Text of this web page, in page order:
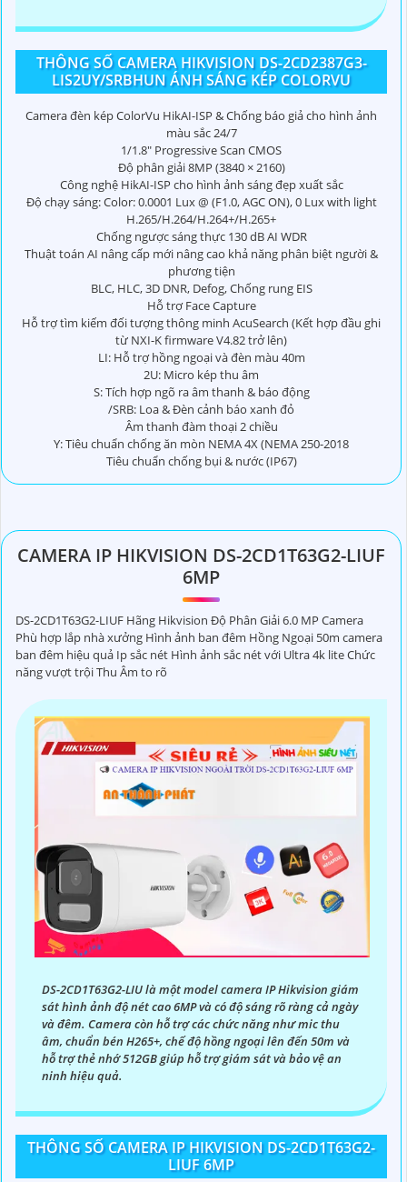
THÔNG SỐ CAMERA HIKVISION DS-2CD2387G3-
LIS2UY/SRBHUN ÁNH SÁNG KÉP COLORVU
Camera đèn kép ColorVu HikAI-ISP & Chống báo giả cho hình ảnh
màu sắc 24/7
1/1.8″ Progressive Scan CMOS
Độ phân giải 8MP (3840 × 2160)
Công nghệ HikAI-ISP cho hình ảnh sáng đẹp xuất sắc
Độ chạy sáng: Color: 0.0001 Lux @ (F1.0, AGC ON), 0 Lux with light
H.265/H.264/H.264+/H.265+
Chống ngược sáng thực 130 dB AI WDR
Thuật toán AI nâng cấp mới nâng cao khả năng phân biệt người &
phương tiện
BLC, HLC, 3D DNR, Defog, Chống rung EIS
Hỗ trợ Face Capture
Hỗ trợ tìm kiếm đối tượng thông minh AcuSearch (Kết hợp đầu ghi
từ NXI-K firmware V4.82 trở lên)
LI: Hỗ trợ hồng ngoại và đèn màu 40m
2U: Micro kép thu âm
S: Tích hợp ngõ ra âm thanh & báo động
/SRB: Loa & Đèn cảnh báo xanh đỏ
Âm thanh đàm thoại 2 chiều
Y: Tiêu chuẩn chống ăn mòn NEMA 4X (NEMA 250-2018
Tiêu chuẩn chống bụi & nước (IP67)
CAMERA IP HIKVISION DS-2CD1T63G2-LIUF
6MP
DS-2CD1T63G2-LIUF Hãng Hikvision Độ Phân Giải 6.0 MP Camera
Phù hợp lắp nhà xưởng Hình ảnh ban đêm Hồng Ngoại 50m camera
ban đêm hiệu quả Ip sắc nét Hình ảnh sắc nét với Ultra 4k lite Chức
năng vượt trội Thu Âm to rõ
DS-2CD1T63G2-LIU là một model camera IP Hikvision giám
sát hình ảnh độ nét cao 6MP và có độ sáng rõ ràng cả ngày
và đêm. Camera còn hỗ trợ các chức năng như mic thu
âm, chuẩn bén H265+, chế độ hồng ngoại lên đến 50m và
hỗ trợ thẻ nhớ 512GB giúp hỗ trợ giám sát và bảo vệ an
ninh hiệu quả.
THÔNG SỐ CAMERA IP HIKVISION DS-2CD1T63G2-
LIUF 6MP